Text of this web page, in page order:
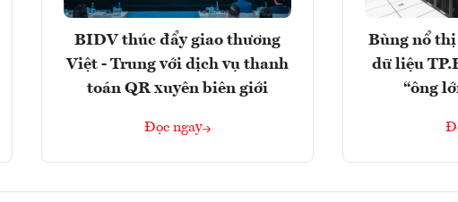
BIDV thúc đẩy giao thương
Việt - Trung với dịch vụ thanh
toán QR xuyên biên giới
Đọc ngay
Bùng nổ
dữ liệu
“ông